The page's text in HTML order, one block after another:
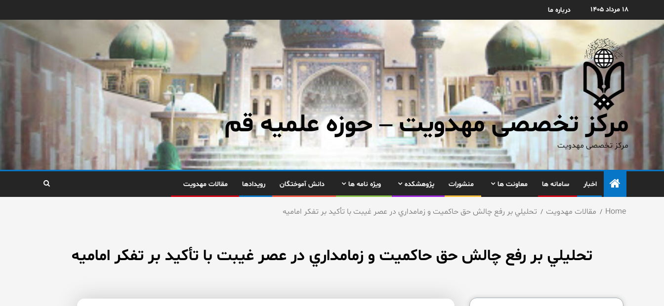
۱۸ مرداد ۱۴۰۵ درباره ما
مرکز تخصصی مهدویت – حوزه علمیه قم
مرکز تخصصی مهدویت
اخبار سامانه ها معاونت ها منشورات پژوهشکده ویژه نامه ها دانش آموختگان رویدادها مقالات مهدویت
Home مقالات مهدویت تحليلي بر رفع چالش حق حاكميت و زمامداري در عصر غيبت با تأكيد بر تفكر اماميه
تحليلي بر رفع چالش حق حاكميت و زمامداري در عصر غيبت با تأكيد بر تفكر اماميه